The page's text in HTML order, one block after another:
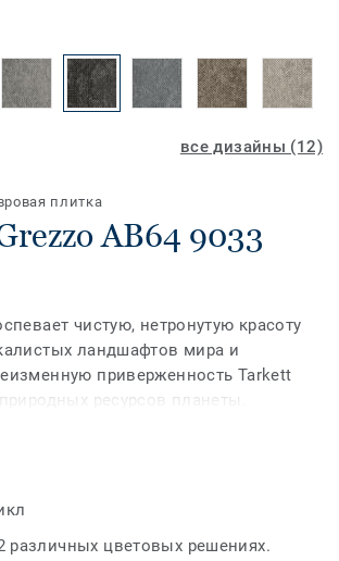
все дизайны (12)
плитка
AB64 9033
чистую, нетронутую красоту
ландшафтов мира и
приверженность Tarkett
ресурсов планеты.
плетение образует
обширным пространствам. На
виден замысловатый уникальный
двух одинаковых плиток, а
образуют бесшовный вид —
различных цветовых решениях.